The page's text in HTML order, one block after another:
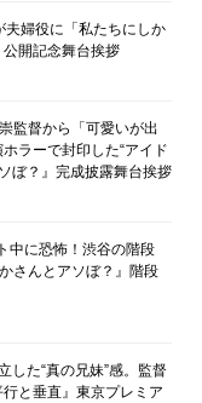
婦役に「私たちにしか
開記念舞台挨拶
監督から「可愛いが出
ラーで封印した“アイド
ぼ？』完成披露舞台挨拶
中に恐怖！渋谷の階段
さんとアソぼ？』階段
した“真の兄妹”感。監督
と垂直』東京プレミア